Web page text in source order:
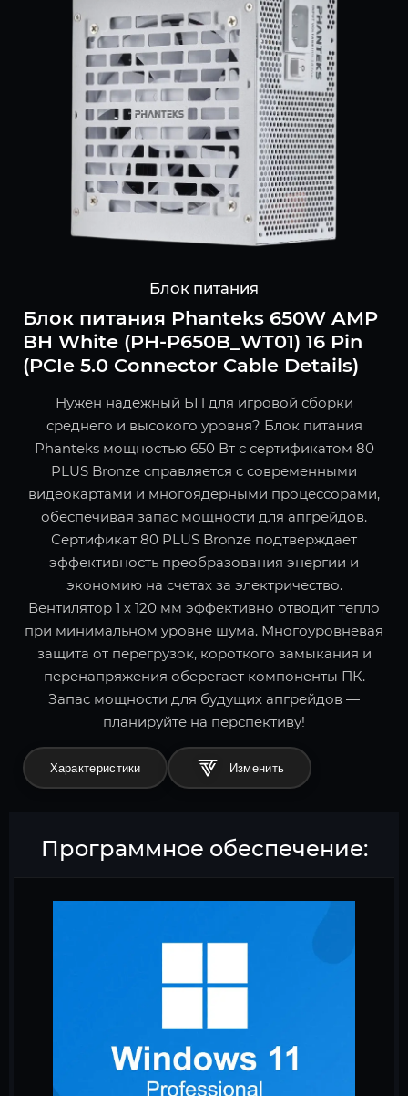
Блок питания
Блок питания Phanteks 650W AMP
BH White (PH-P650B_WT01) 16 Pin
(PCIe 5.0 Connector Cable Details)
Нужен надежный БП для игровой сборки
среднего и высокого уровня? Блок питания
Phanteks мощностью 650 Вт с сертификатом 80
PLUS Bronze справляется с современными
видеокартами и многоядерными процессорами,
обеспечивая запас мощности для апгрейдов.
Сертификат 80 PLUS Bronze подтверждает
эффективность преобразования энергии и
экономию на счетах за электричество.
Вентилятор 1 x 120 мм эффективно отводит тепло
при минимальном уровне шума. Многоуровневая
защита от перегрузок, короткого замыкания и
перенапряжения оберегает компоненты ПК.
Запас мощности для будущих апгрейдов —
планируйте на перспективу!
Характеристики
Программное обеспечение: